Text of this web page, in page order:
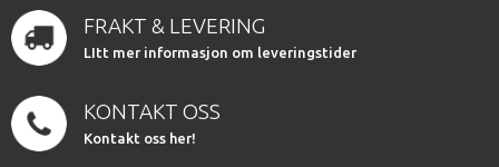
FRAKT & LEVERING
LItt mer informasjon om leveringstider
KONTAKT OSS
Kontakt oss her!